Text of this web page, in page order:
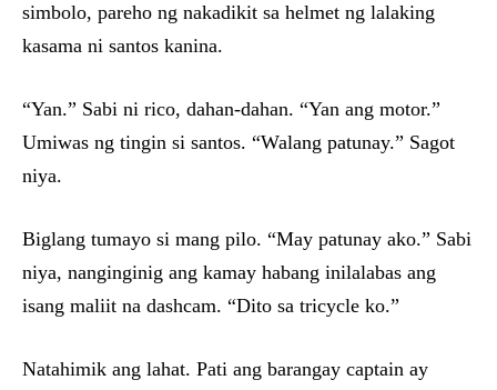
simbolo, pareho ng nakadikit sa helmet ng lalaking
kasama ni santos kanina.
“Yan.” Sabi ni rico, dahan-dahan. “Yan ang motor.”
Umiwas ng tingin si santos. “Walang patunay.” Sagot
niya.
Biglang tumayo si mang pilo. “May patunay ako.” Sabi
niya, nanginginig ang kamay habang inilalabas ang
isang maliit na dashcam. “Dito sa tricycle ko.”
Natahimik ang lahat. Pati ang barangay captain ay